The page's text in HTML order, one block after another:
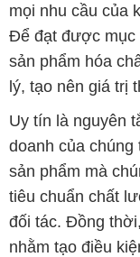
mọi nhu cầu của
Để đạt được mục
sản phẩm hóa
lý, tạo nên giá trị
Uy tín là nguyên
doanh của chúng
sản phẩm mà
tiêu chuẩn chất
đối tác. Đồng
nhằm tạo điều